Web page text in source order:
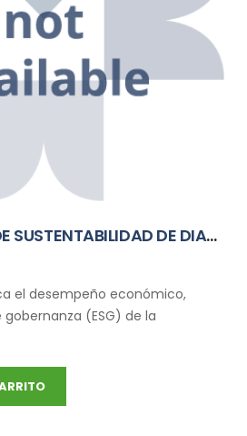
INFORME ANUAL DE SUSTENTABILIDAD DE DIABLOI
el desempeño económico,
(ESG) de la